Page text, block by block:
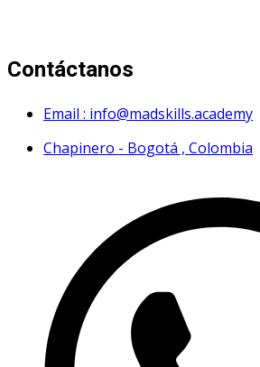
Contáctanos
Email : info@madskills.academy
Chapinero - Bogotá , Colombia